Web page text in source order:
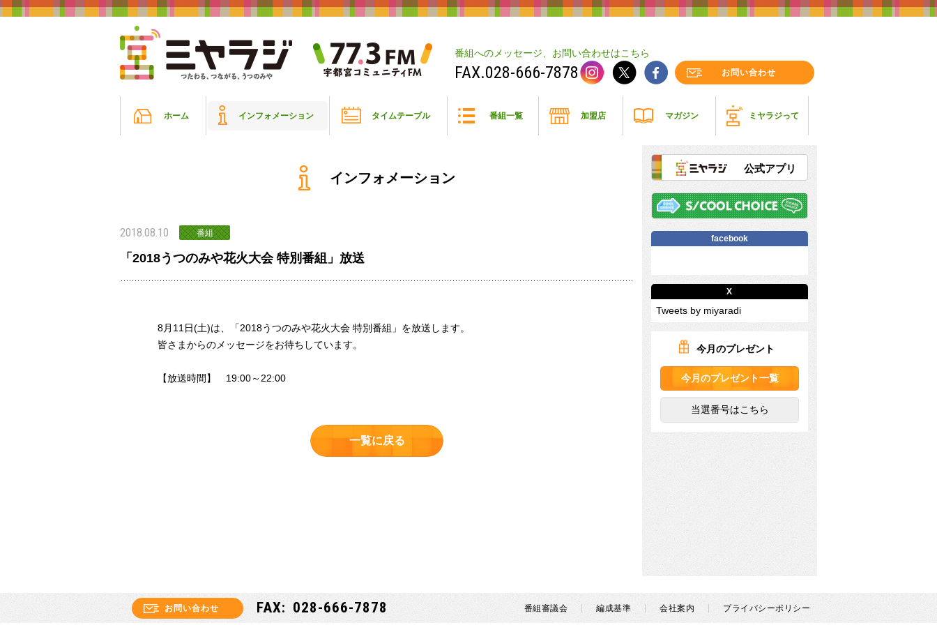
ホーム インフォメーション タイムテーブル 番組一覧 加盟店 マガジン ミヤラジって
番組へのメッセージ、お問い合わせはこちら
028-666-7878 お問い合わせ
公式アプリ
facebook
X
Tweets by miyaradi
今月のプレゼント
今月のプレゼント一覧
当選番号はこちら
インフォメーション
2018.08.10 番組
「2018うつのみや花火大会 特別番組」放送
8月11日(土)は、「2018うつのみや花火大会 特別番組」を放送します。
皆さまからのメッセージをお待ちしています。
【放送時間】 19:00～22:00
一覧に戻る
お問い合わせ 028-666-7878 番組審議会 編成基準 会社案内 プライバシーポリシー